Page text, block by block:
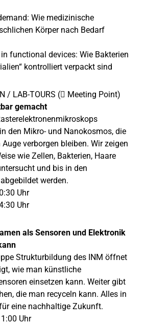
Wie medizinische
Körper nach Bedarf
functional devices: Wie Bakterien
kontrolliert verpackt sind
/ LAB-TOURS ( Meeting Point)
gemacht
den Mikro- und Nanokosmos, die
verborgen bleiben. Wir zeigen
wie Zellen, Bakterien, Haare
und bis in den
werden.
Uhr
Uhr
als Sensoren und Elektronik
Strukturbildung des INM öffnet
wie man künstliche
einsetzen kann. Weiter gibt
die man recyceln kann. Alles in
eine nachhaltige Zukunft.
Uhr